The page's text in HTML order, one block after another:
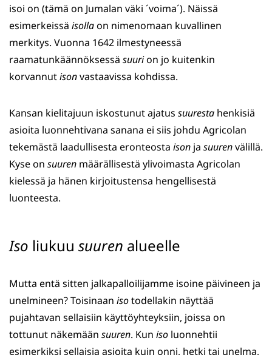
isoi on (tämä on Jumalan väki ´voima´). Näissä
esimerkeissä isollaon nimenomaan kuvallinen
merkitys. Vuonna 1642 ilmestyneessä
raamatunkäännöksessä suurion jo kuitenkin
korvannutisonvastaavissa kohdissa.
Kansan kielitajuun iskostunut ajatus suuresta henkisiä
asioita luonnehtivana sanana ei siis johdu Agricolan
tekemästä laadullisesta eronteosta ison ja suurenvälillä.
Kyse on suuren määrällisestä ylivoimasta Agricolan
kielessä ja hänen kirjoitustensa hengellisestä
luonteesta.
Iso liukuu suuren alueelle
Mutta entä sitten jalkapalloilijamme isoine päivineen ja
unelmineen? Toisinaan isotodellakin näyttää
pujahtavan sellaisiin käyttöyhteyksiin, joissa on
tottunut näkemään suuren. Kun iso luonnehtii
esimerkiksi sellaisia asioita kuin onni, hetki tai unelma,